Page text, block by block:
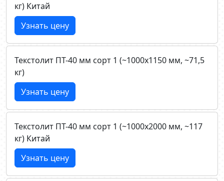
кг) Китай
Узнать цену
Текстолит ПТ-40 мм сорт 1 (~1000х1150 мм, ~71,5
кг)
Узнать цену
Текстолит ПТ-40 мм сорт 1 (~1000х2000 мм, ~117
кг) Китай
Узнать цену